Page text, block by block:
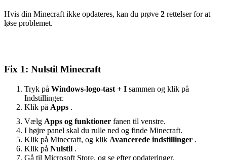
Hvis din Minecraft ikke opdateres, kan du prøve 2 rettelser for at
løse problemet.
Fix 1: Nulstil Minecraft
Tryk på Windows-logo-tast + I sammen og klik på
Indstillinger.
Klik på Apps .
Vælg Apps og funktioner fanen til venstre.
I højre panel skal du rulle ned og finde Minecraft.
Klik på Minecraft, og klik Avancerede indstillinger .
Klik på Nulstil .
Gå til Microsoft Store, og se efter opdateringer.